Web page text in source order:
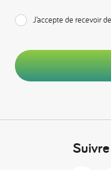
J’accepte de recevoir